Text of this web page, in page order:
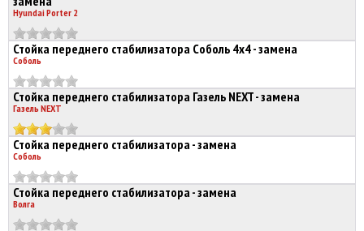
Hyundai Porter 2
Стойка переднего стабилизатора Соболь 4х4 - замена
Соболь
Стойка переднего стабилизатора Газель NEXT - замена
Газель NEXT
Стойка переднего стабилизатора - замена
Соболь
Стойка переднего стабилизатора - замена
Волга